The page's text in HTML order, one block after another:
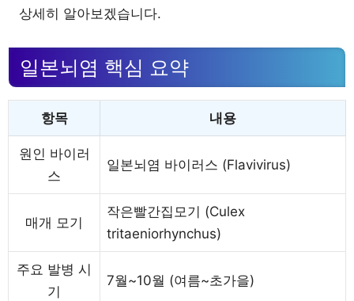
상세히 알아보겠습니다.
일본뇌염 핵심 요약
항목 내용
원인 바이러
스
일본뇌염 바이러스 (Flavivirus)
매개 모기
작은빨간집모기 (Culex
tritaeniorhynchus)
주요 발병 시
기
7월~10월 (여름~초가을)